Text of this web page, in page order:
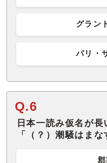
グラン
パリ・
Q.6
日本一読み仮名が長
「（？）潮騒はまな